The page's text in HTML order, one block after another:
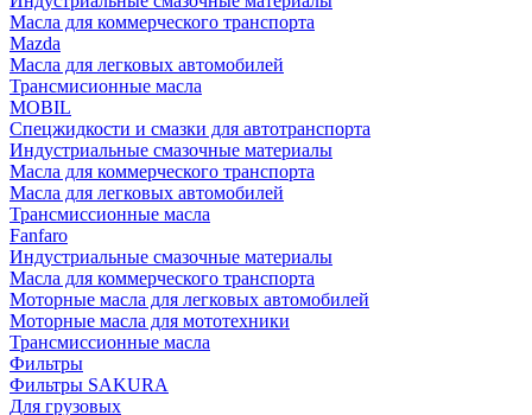
Масла для коммерческого транспорта
Mazda
Масла для легковых автомобилей
Трансмисионные масла
MOBIL
Cпецжидкости и смазки для автотранспорта
Индустриальные смазочные материалы
Масла для коммерческого транспорта
Масла для легковых автомобилей
Трансмиссионные масла
Fanfaro
Индустриальные смазочные материалы
Масла для коммерческого транспорта
Моторные масла для легковых автомобилей
Моторные масла для мототехники
Трансмиссионные масла
Фильтры
Фильтры SAKURA
Для грузовых